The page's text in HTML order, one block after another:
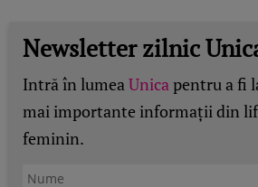
Newsletter zilnic
Intră în lumeaUnicapentru a fi
mai importante informații din
feminin.